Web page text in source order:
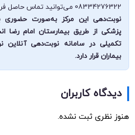
08334276322 می‌توانید تماس حاصل فرمایید.
نوبت‌دهی این مرکز به‌صورت حضوری
پزشکی از طریق بیمارستان امام رضا
تکمیلی در سامانه نوبت‌دهی
بیماران قرار دارد.
دیدگاه کاربران
هنوز نظری ثبت نشده.